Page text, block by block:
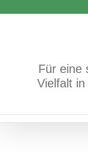
Für eine
Vielfalt